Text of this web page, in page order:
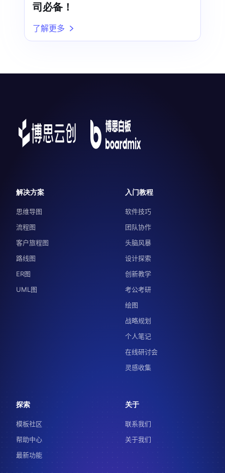
司必备！
了解更多
解决方案
思维导图
流程图
客户旅程图
路线图
ER图
UML图
入门教程
软件技巧
团队协作
头脑风暴
设计探索
创新教学
考公考研
绘图
战略规划
个人笔记
在线研讨会
灵感收集
探索
模板社区
帮助中心
最新功能
关于
联系我们
关于我们